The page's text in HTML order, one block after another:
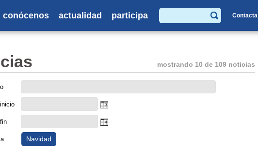
conócenos actualidad participa
Buscar
Contacta
mostrando 10 de 109 noticias
Navidad